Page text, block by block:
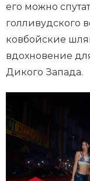
его можно
голливудского
ковбойские
вдохновение
Дикого Запада.